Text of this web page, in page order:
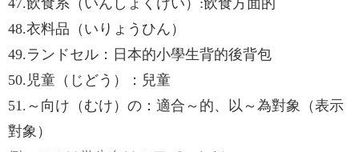
47.飲食系（いんしょくけい）:飲食方面的
48.衣料品（いりょうひん）
49.ランドセル：日本的小學生背的後背包
50.児童（じどう）：兒童
51.～向け（むけ）の：適合～的、以～為對象（表示
對象）